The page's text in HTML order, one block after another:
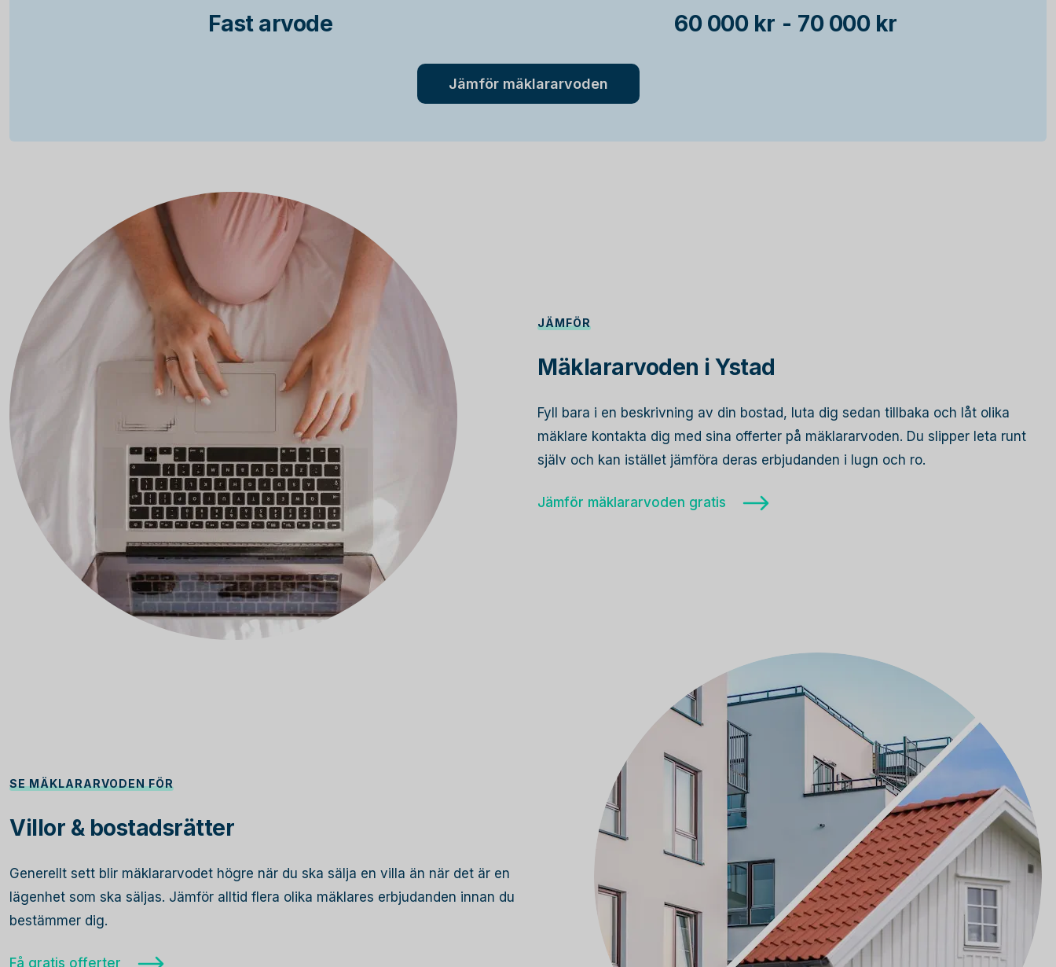
Fast arvode 60 000 kr - 70 000 kr
Jämför mäklararvoden
JÄMFÖR
Mäklararvoden i Ystad
Fyll bara i en beskrivning av din bostad, luta dig sedan tillbaka och låt olika
mäklare kontakta dig med sina offerter på mäklararvoden. Du slipper leta runt
själv och kan istället jämföra deras erbjudanden i lugn och ro.
Jämför mäklararvoden gratis
SE MÄKLARARVODEN FÖR
Villor & bostadsrätter
Generellt sett blir mäklararvodet högre när du ska sälja en villa än när det är en
lägenhet som ska säljas. Jämför alltid flera olika mäklares erbjudanden innan du
bestämmer dig.
Få gratis offerter